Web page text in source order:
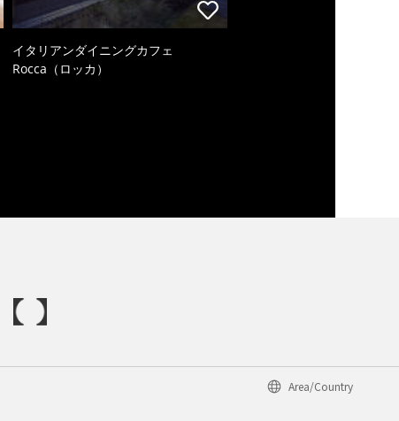
イタリアンダイニングカフェ
Rocca（ロッカ）
Area/Country